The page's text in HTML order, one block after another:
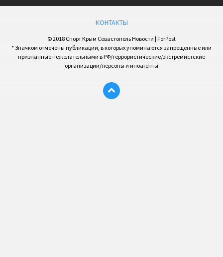
КОНТАКТЫ
© 2018 Спорт Крым Севастополь Новости | ForPost
* Значком отмечены публикации, в которых упоминаются запрещенные или
признанные нежелательными в РФ/террористические/экстремистские
организации/персоны и иноагенты